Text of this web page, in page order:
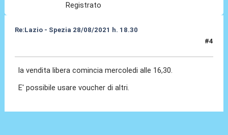
Registrato
Re:Lazio - Spezia 28/08/2021 h. 18.30
#4
la vendita libera comincia mercoledi alle 16,30.
E' possibile usare voucher di altri.